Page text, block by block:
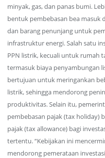
minyak, gas, dan panas bumi.
bentuk pembebasan bea masuk
dan barang penunjang untuk
infrastruktur energi. Salah satu
PPN listrik, kecuali untuk rumah
termasuk biaya penyambungan
bertujuan untuk meringankan
listrik, sehingga mendorong
produktivitas. Selain itu,
pembebasan pajak (tax holiday)
pajak (tax allowance) bagi
tertentu. “Kebijakan ini
mendorong pemerataan